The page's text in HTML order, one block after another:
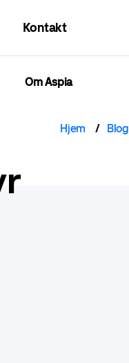
Kontakt
Om Aspia
Hjem Blog